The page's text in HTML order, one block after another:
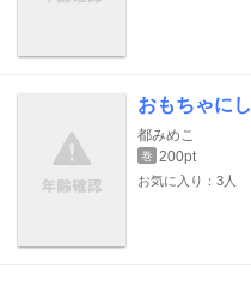
おもちゃに
都みめこ
巻 200pt
お気に入り：3人